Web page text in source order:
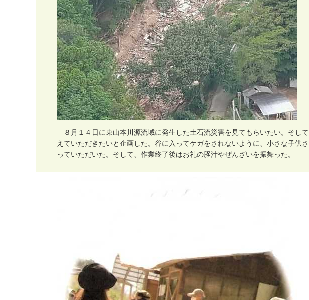
８ 月 １ ４ 日に東山本川 源流域に発生 した土石流災害を 見ても らいたい。 そ して
え ていただき たいと企画した。 谷に入 ってケガをされないよ う に、 小さ な子供さ
っていただいた。 そ して、 作業終了後はお礼の豚汁やぜんざいを振舞った。